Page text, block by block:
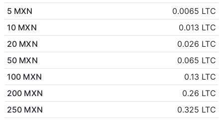
5 MXN
0.0065 LTC
10 MXN
0.013 LTC
20 MXN
0.026 LTC
50 MXN
0.065 LTC
100 MXN
0.13 LTC
200 MXN
0.26 LTC
250 MXN
0.325 LTC